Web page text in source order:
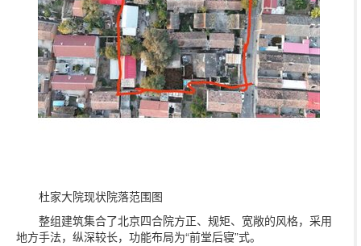
杜家大院现状院落范围图
整组建筑集合了北京四合院方正、规矩、宽敞的风格，采用
地方手法，纵深较长，功能布局为“前堂后寝”式。